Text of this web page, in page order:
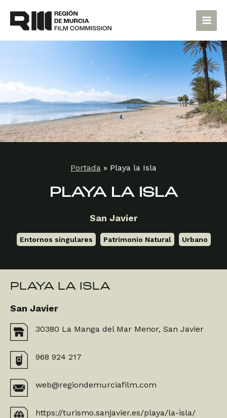
contenido
Main
Portada » Playa la Isla
PLAYA LA ISLA
San Javier
Entornos singulares Patrimonio Natural Urbano
PLAYA LA ISLA
San Javier
30380 La Manga del Mar Menor, San Javier
968 924 217
web@regiondemurciafilm.com
https://turismo.sanjavier.es/playa/la-isla/